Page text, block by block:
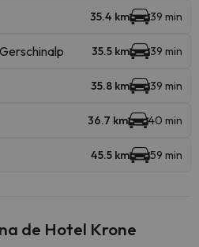
35.4 km 39 min
35.5 km 39 min
35.8 km 39 min
36.7 km 40 min
45.5 km 59 min
de Hotel Krone